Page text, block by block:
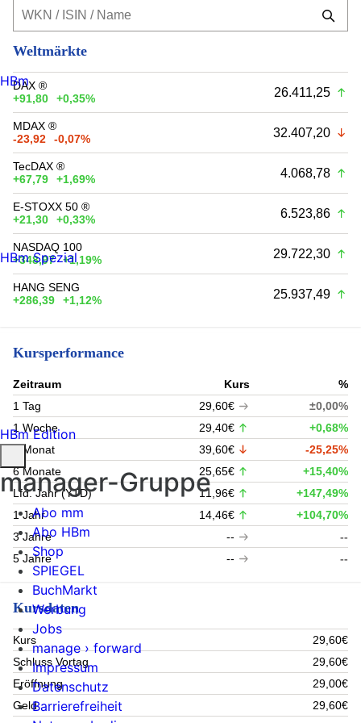
Weltmärkte
DAX ®
+91,80
+0,35% 26.411,25
MDAX ®
-23,92
-0,07% 32.407,20
TecDAX ®
+67,79
+1,69% 4.068,78
E-STOXX 50 ®
+21,30
+0,33% 6.523,86
NASDAQ 100
+348,97
+1,19% 29.722,30
HANG SENG
+286,39
+1,12% 25.937,49
Kursperformance
Zeitraum Kurs
%
1 Tag
29,60€
±0,00%
1 Woche
29,40€
+0,68%
1 Monat
39,60€
-25,25%
6 Monate
25,65€
+15,40%
Lfd. Jahr (YTD)
11,96€
+147,49%
1 Jahr
14,46€
+104,70%
3 Jahre
--
--
5 Jahre
-- --
Kursdaten
Kurs
29,60€
Schluss Vortag
29,60€
Eröffnung
29,00€
Geld
29,60€
HBm
HBm Spezial
HBm Edition
manager-Gruppe
Abo mm
Abo HBm
Shop
SPIEGEL
BuchMarkt
Werbung
Jobs
manage › forward
Impressum
Datenschutz
Barrierefreiheit